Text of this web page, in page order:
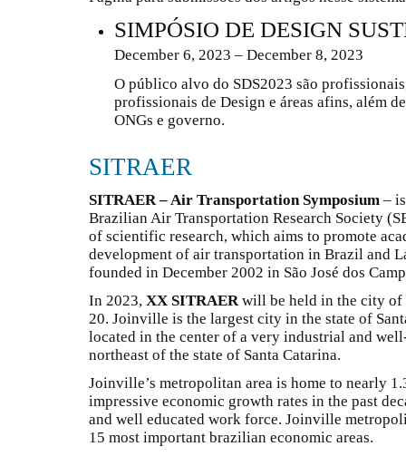
SIMPÓSIO DE DESIGN
December 6, 2023 – December 8, 2023
O público alvo do SDS2023 são
profissionais de Design e áreas afins, além
ONGs e governo.
SITRAER
SITRAER – Air Transportation Symposium –
Brazilian Air Transportation Research Society
of scientific research, which aims to promote
development of air transportation in Brazil and
founded in December 2002 in São José dos
In 2023, XX SITRAERwill be held in the city of
20. Joinville is the largest city in the state of
located in the center of a very industrial and
northeast of the state of Santa Catarina.
Joinville’s metropolitan area is home to nearly
impressive economic growth rates in the past
and well educated work force. Joinville
15 most important brazilian economic areas.